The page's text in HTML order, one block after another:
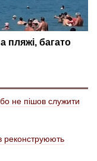
не пішов служити
реконструюють